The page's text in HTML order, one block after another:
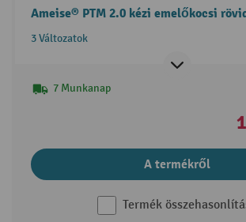
Ameise® PTM 2.0 kézi emelőkocsi
3 Változatok
7 Munkanap
A termékről
Termék